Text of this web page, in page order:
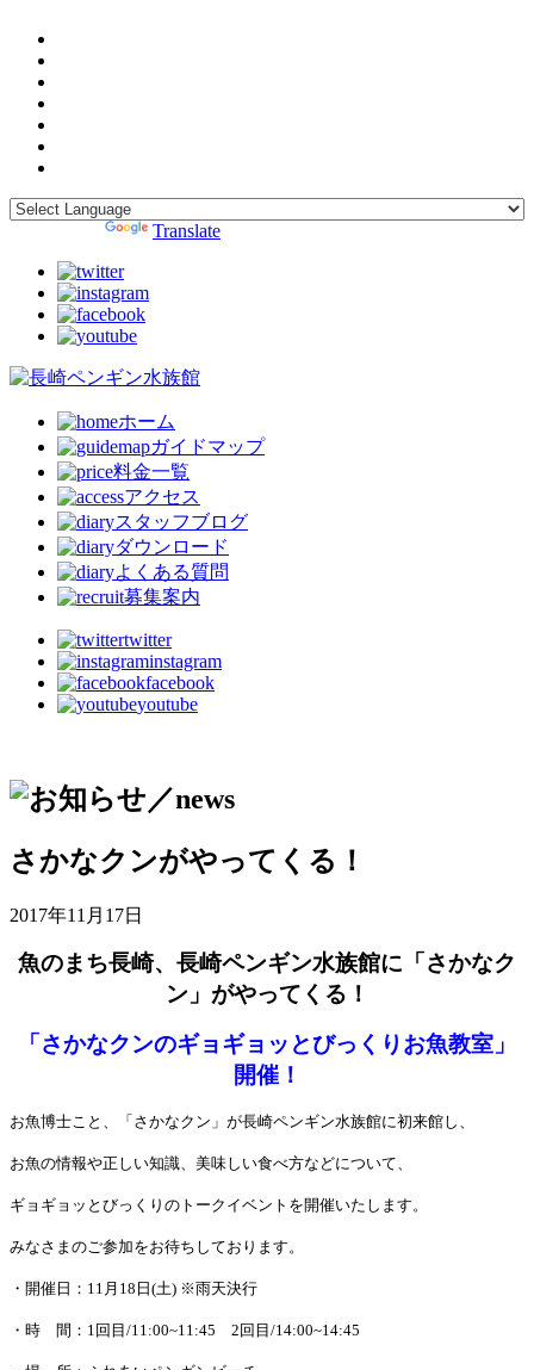
Translate
ホーム
ガイドマップ
料金一覧
アクセス
スタッフブログ
ダウンロード
よくある質問
募集案内
twitter
instagram
facebook
youtube
さかなクンがやってくる！
2017年11月17日
魚のまち長崎、長崎ペンギン水族館に「さかなク
ン」がやってくる！
「さかなクンのギョギョッとびっくりお魚教室」
開催！
お魚博士こと、「さかなクン」が長崎ペンギン水族館に初来館し、
お魚の情報や正しい知識、美味しい食べ方などについて、
ギョギョッとびっくりのトークイベントを開催いたします。
みなさまのご参加をお待ちしております。
・開催日：11月18日(土) ※雨天決行
・時 間：1回目/11:00~11:45 2回目/14:00~14:45